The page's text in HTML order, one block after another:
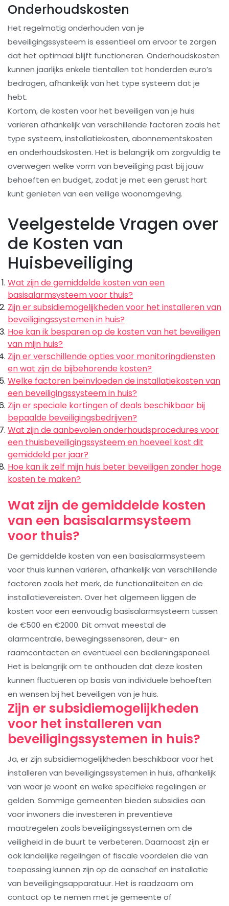
Onderhoudskosten
Het regelmatig onderhouden van je
beveiligingssysteem is essentieel om ervoor te zorgen
dat het optimaal blijft functioneren. Onderhoudskosten
kunnen jaarlijks enkele tientallen tot honderden euro’s
bedragen, afhankelijk van het type systeem dat je
hebt.
Kortom, de kosten voor het beveiligen van je huis
variëren afhankelijk van verschillende factoren zoals het
type systeem, installatiekosten, abonnementskosten
en onderhoudskosten. Het is belangrijk om zorgvuldig te
overwegen welke vorm van beveiliging past bij jouw
behoeften en budget, zodat je met een gerust hart
kunt genieten van een veilige woonomgeving.
Veelgestelde Vragen over
de Kosten van
Huisbeveiliging
Wat zijn de gemiddelde kosten van een
basisalarmsysteem voor thuis?
Zijn er subsidiemogelijkheden voor het installeren van
beveiligingssystemen in huis?
Hoe kan ik besparen op de kosten van het beveiligen
van mijn huis?
Zijn er verschillende opties voor monitoringdiensten
en wat zijn de bijbehorende kosten?
Welke factoren beïnvloeden de installatiekosten van
een beveiligingssysteem in huis?
Zijn er speciale kortingen of deals beschikbaar bij
bepaalde beveiligingsbedrijven?
Wat zijn de aanbevolen onderhoudsprocedures voor
een thuisbeveiligingssysteem en hoeveel kost dit
gemiddeld per jaar?
Hoe kan ik zelf mijn huis beter beveiligen zonder hoge
kosten te maken?
Wat zijn de gemiddelde kosten
van een basisalarmsysteem
voor thuis?
De gemiddelde kosten van een basisalarmsysteem
voor thuis kunnen variëren, afhankelijk van verschillende
factoren zoals het merk, de functionaliteiten en de
installatievereisten. Over het algemeen liggen de
kosten voor een eenvoudig basisalarmsysteem tussen
de €500 en €2000. Dit omvat meestal de
alarmcentrale, bewegingssensoren, deur- en
raamcontacten en eventueel een bedieningspaneel.
Het is belangrijk om te onthouden dat deze kosten
kunnen fluctueren op basis van individuele behoeften
en wensen bij het beveiligen van je huis.
Zijn er subsidiemogelijkheden
voor het installeren van
beveiligingssystemen in huis?
Ja, er zijn subsidiemogelijkheden beschikbaar voor het
installeren van beveiligingssystemen in huis, afhankelijk
van waar je woont en welke specifieke regelingen er
gelden. Sommige gemeenten bieden subsidies aan
voor inwoners die investeren in preventieve
maatregelen zoals beveiligingssystemen om de
veiligheid in de buurt te verbeteren. Daarnaast zijn er
ook landelijke regelingen of fiscale voordelen die van
toepassing kunnen zijn op de aanschaf en installatie
van beveiligingsapparatuur. Het is raadzaam om
contact op te nemen met je gemeente of